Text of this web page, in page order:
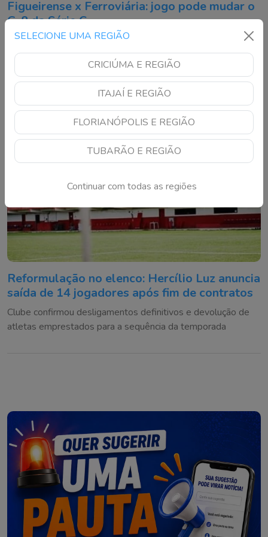
SELECIONE UMA REGIÃO
CRICIÚMA E REGIÃO
ITAJAÍ E REGIÃO
FLORIANÓPOLIS E REGIÃO
TUBARÃO E REGIÃO
Continuar com todas as regiões
Figueirense x Ferroviária: jogo pode mudar o
G-8 da Série C
Alvinegro precisa vencer no Orlando Scarpelli para se
aproximar da zona de classificação à segunda fase
Reformulação no elenco: Hercílio Luz anuncia
saída de 14 jogadores após fim de contratos
Clube confirmou desligamentos definitivos e devolução de
atletas emprestados para a sequência da temporada